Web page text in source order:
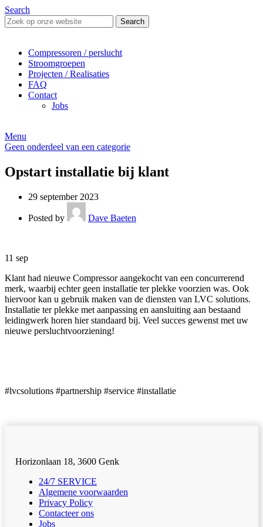
Search
Search
Compressoren / perslucht
Stroomgroepen
Projecten / Realisaties
FAQ
Contact
Jobs
Menu
Geen onderdeel van een categorie
Opstart installatie bij klant
29 september 2023
Posted by Dave Baeten
11 sep
Klant had nieuwe Compressor aangekocht van een concurrerend
merk, waarbij echter geen installatie ter plekke voorzien was. Ook
hiervoor kan u gebruik maken van de diensten van LVC solutions.
Installatie ter plekke met aanpassing en aansluiting aan bestaand
leidingwerk horen hier standaard bij. Veel succes gewenst met uw
nieuwe persluchtvoorziening!
#lvcsolutions #partnership #service #installatie
Horizonlaan 18, 3600 Genk
24/7 SERVICE
Algemene voorwaarden
Privacy Policy
Contacteer ons
Jobs